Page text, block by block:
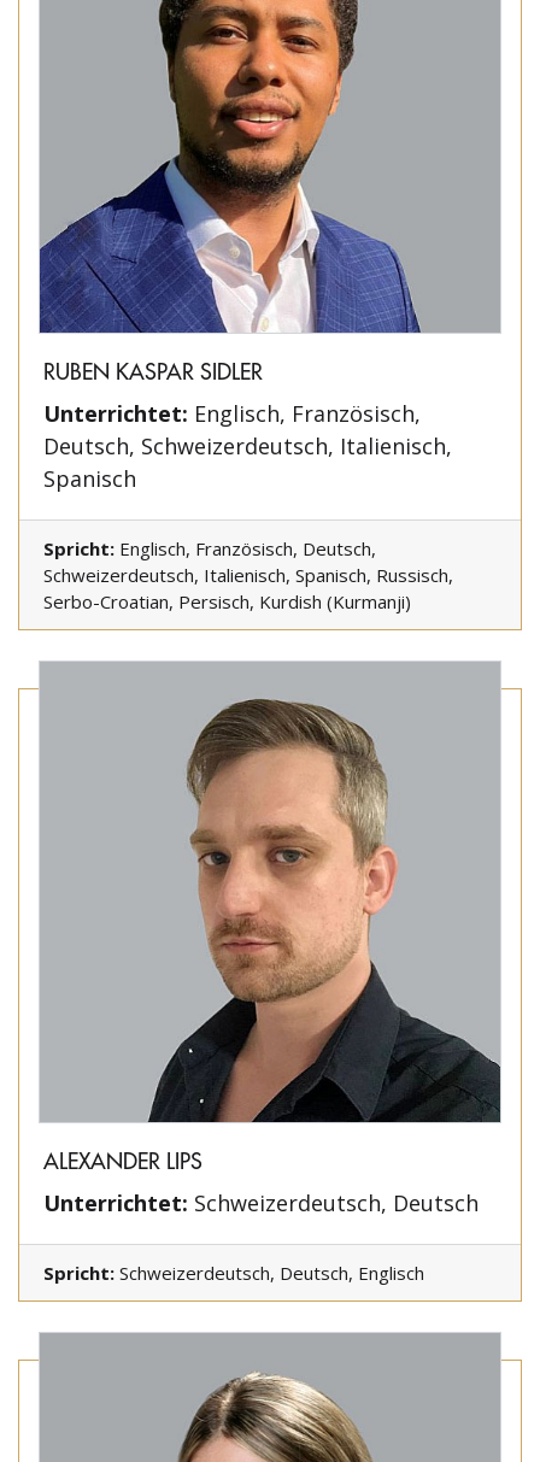
RUBEN KASPAR SIDLER
Unterrichtet: Englisch, Französisch,
Deutsch, Schweizerdeutsch, Italienisch,
Spanisch
Spricht: Englisch, Französisch, Deutsch,
Schweizerdeutsch, Italienisch, Spanisch, Russisch,
Serbo-Croatian, Persisch, Kurdish (Kurmanji)
ALEXANDER LIPS
Unterrichtet: Schweizerdeutsch, Deutsch
Spricht: Schweizerdeutsch, Deutsch, Englisch